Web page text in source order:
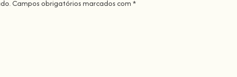
Campos obrigatórios marcados com*